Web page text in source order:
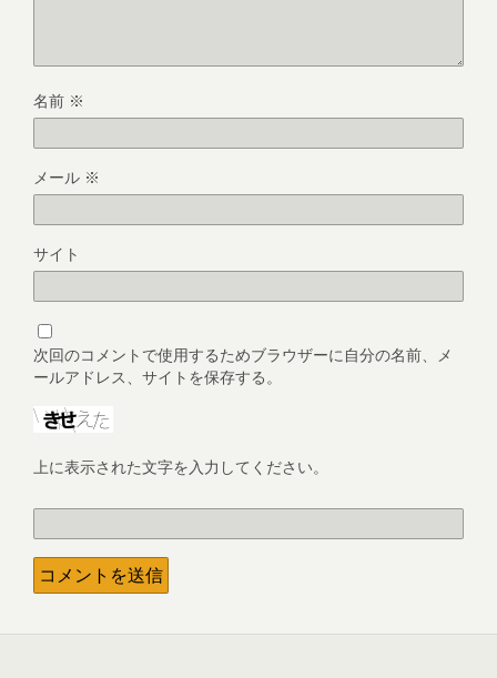
名前 ※
メール ※
サイト
次回のコメントで使用するためブラウザーに自分の名前、メ
ールアドレス、サイトを保存する。
上に表示された文字を入力してください。